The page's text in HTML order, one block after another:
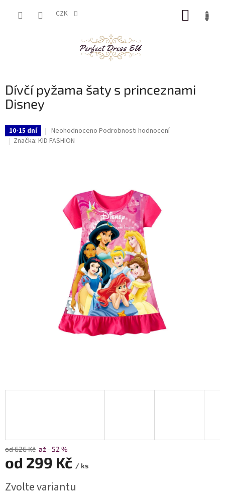
CZK
Dívčí pyžama šaty s princeznami
Disney
10-15 dní
Průměrné
hodnocení
hvězdiček.
Neohodnoceno Podrobnosti hodnocení
Značka: KID FASHION
od 626 Kč až –52 %
od 299 Kč / ks
cena:
Zvolte variantu